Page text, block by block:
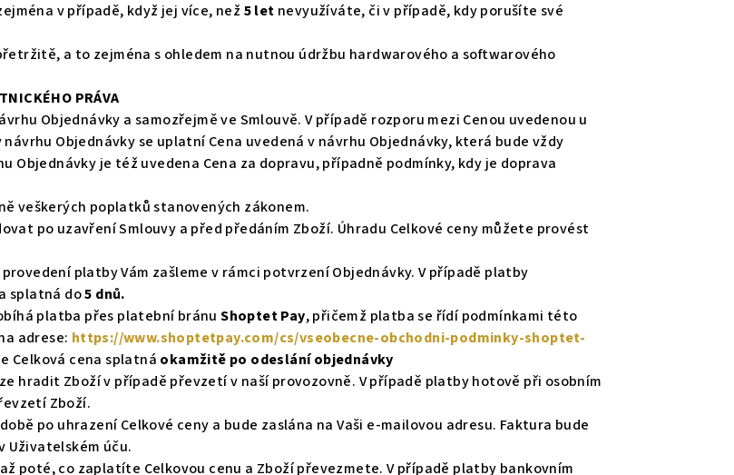
v případě, když jej více, než 5 let nevyužíváte, či v případě, kdy porušíte své
a to zejména s ohledem na nutnou údržbu hardwarového a softwarového
PRÁVA
Objednávky a samozřejmě ve Smlouvě. V případě rozporu mezi Cenou uvedenou u
návrhu Objednávky se uplatní Cena uvedená v návrhu Objednávky, která bude vždy
Objednávky je též uvedena Cena za dopravu, případně podmínky, kdy je doprava
veškerých poplatků stanovených zákonem.
po uzavření Smlouvy a před předáním Zboží. Úhradu Celkové ceny můžete provést
platby Vám zašleme v rámci potvrzení Objednávky. V případě platby
splatná do5 dnů.
platba přes platební bránuShoptet Pay, přičemž platba se řídí podmínkami této
adrese: https://www.shoptetpay.com/cs/vseobecne-obchodni-podminky-shoptet-
Celková cena splatná okamžitě po odeslání objednávky
hradit Zboží v případě převzetí v naší provozovně. V případě platby hotově při osobním
Zboží.
po uhrazení Celkové ceny a bude zaslána na Vaši e-mailovou adresu. Faktura bude
Uživatelském úču.
poté, co zaplatíte Celkovou cenu a Zboží převezmete. V případě platby bankovním